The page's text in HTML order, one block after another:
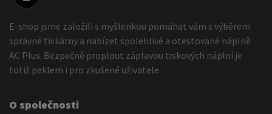
E-shop jsme založili s myšlenkou pomáhat vám s výběrem
správné tiskárny a nabízet spolehlivé a otestované náplně
AC Plus. Bezpečně proplout záplavou tiskových náplní je
totiž peklem i pro zkušené uživatele.
O společnosti